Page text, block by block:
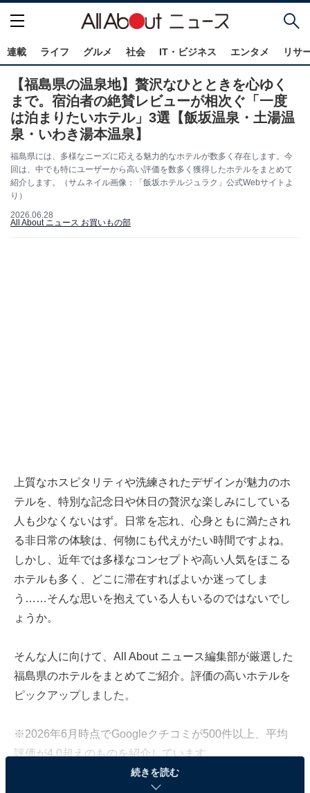
連載 ライフ グルメ 社会 IT・ビジネス エンタメ リサ
【福島県の温泉地】贅沢なひとときを心ゆく
まで。宿泊者の絶賛レビューが相次ぐ「一度
は泊まりたいホテル」3選【飯坂温泉・土湯温
泉・いわき湯本温泉】
福島県には、多様なニーズに応える魅力的なホテルが数多く存在します。今
回は、中でも特にユーザーから高い評価を数多く獲得したホテルをまとめて
紹介します。（サムネイル画像：「飯坂ホテルジュラク」公式Webサイトよ
り）
2026.06.28
All About ニュース お買いもの部
上質なホスピタリティや洗練されたデザインが魅力のホ
テルを、特別な記念日や休日の贅沢な楽しみにしている
人も少なくないはず。日常を忘れ、心身ともに満たされ
る非日常の体験は、何物にも代えがたい時間ですよね。
しかし、近年では多様なコンセプトや高い人気をほこる
ホテルも多く、どこに滞在すればよいか迷ってしま
う……そんな思いを抱えている人もいるのではないでし
ょうか。
そんな人に向けて、All About ニュース編集部が厳選した
福島県のホテルをまとめてご紹介。評価の高いホテルを
ピックアップしました。
※2026年6月時点でGoogleクチコミが500件以上、平均
評価が4.0超えのものを紹介しています
続きを読む